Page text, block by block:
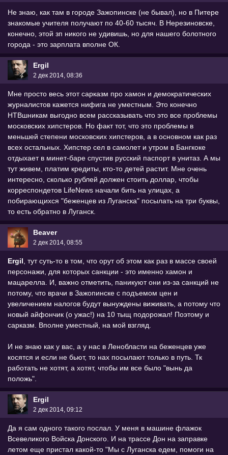
Не знаю, как там в городе Зажопинске (не бывал), но в Питере
знакомые учителя получают по 40-60 тысяч. В Нерезиновске,
конечно, этой зп никого не удивишь, но для нашего болотного
города - это зарплата вполне ОК.
Ergil
2 дек 2014, 08:36
Мне просто весь этот сарказм про хамон и демократических
журналистов кажется нифига не уместным. Это конечно
НТВшникам выгодно всем рассказывать что это все проблемы
московских хипстеров. Но факт тот, что это проблемы в
меньшей степени московских хипстеров, а в основном как раз
всех остальных. Хипстер сел в самолет и утром в Бангкоке
отдыхает в минет-баре спустив русский паспорт в унитаз. А мы
тут живем, платим кредиты, кто-то детей растит. Мне очень
интересно, сколько рублей должен стоить доллар, чтобы
корреспондетов LifeNews начали бить на улицах, а
побирающихся "беженцев из Луганска" посылать на три буквы,
то есть обратно в Луганск.
Beaver
2 дек 2014, 08:55
Ergil , тут суть-то в том, что орут об этом как раз в массе своей
персонажи, для которых санкции - это именно хамон и
мацарелла. И, важно отметить, паникуют они из-за санкций не
потому, что врачи в Зажопинске с подъемом цен и
увеличением налогов будут вынуждены виживать, а потому что
новый айфончик (о ужас!) на 10 тыщ подорожал! Поэтому и
сарказм. Вполне уместный, на мой взгляд.
И не знаю как у вас, а у нас в Ленобласти на беженцев уже
косятся и если не бьют, то нах посылают только в путь. Тк
работать не хотят, а хотят, чтобы им все было "вынь да
положь".
Ergil
2 дек 2014, 09:12
Да я сам одного такого послал. У меня в машине флажок
Всевеликого Войска Донского. И на трассе Дон на заправке
летом еще пристал какой-то "Мы с Луганска едем, помоги на